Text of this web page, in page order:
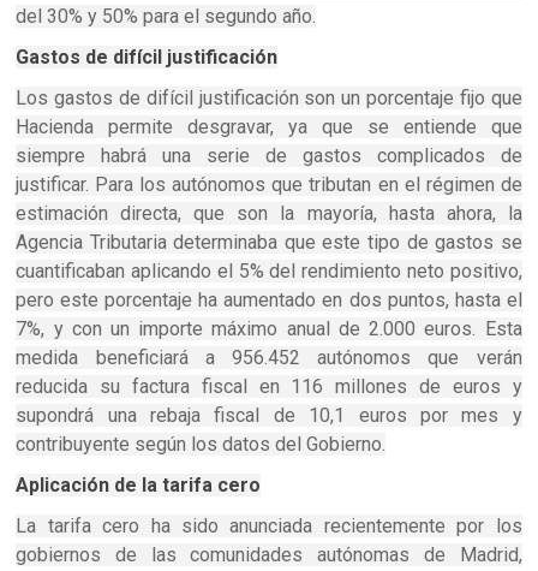
del 30% y 50% para el segundo año.
Gastos de difícil justificación
Los gastos de difícil justificación son un porcentaje fijo que
Hacienda permite desgravar, ya que se entiende que
siempre habrá una serie de gastos complicados de
justificar. Para los autónomos que tributan en el régimen de
estimación directa, que son la mayoría, hasta ahora, la
Agencia Tributaria determinaba que este tipo de gastos se
cuantificaban aplicando el 5% del rendimiento neto positivo,
pero este porcentaje ha aumentado en dos puntos, hasta el
7%, y con un importe máximo anual de 2.000 euros. Esta
medida beneficiará a 956.452 autónomos que verán
reducida su factura fiscal en 116 millones de euros y
supondrá una rebaja fiscal de 10,1 euros por mes y
contribuyente según los datos del Gobierno.
Aplicación de la tarifa cero
La tarifa cero ha sido anunciada recientemente por los
gobiernos de las comunidades autónomas de Madrid,